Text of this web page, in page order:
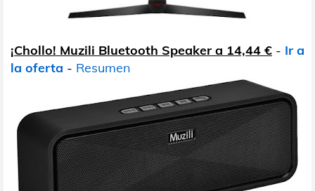
¡Chollo! Muzili Bluetooth Speaker a 14,44 € - Ir a
la oferta - Resumen